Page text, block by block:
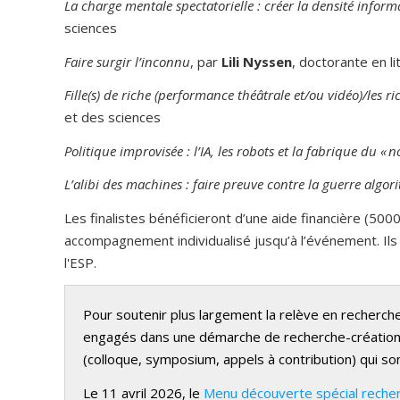
La charge mentale spectatorielle : créer la densité
sciences
Faire surgir l’inconnu, par Lili Nyssen, doctorante en
Fille(s) de riche (performance théâtrale et/ou vidéo)/les
et des sciences
Politique improvisée : l’IA, les robots et la fabrique du «
L’alibi des machines : faire preuve contre la guerre
Les finalistes bénéficieront d’une aide financière
accompagnement individualisé jusqu’à
l'ESP.
Pour soutenir plus largement la relève en
engagés dans une démarche de recherche-
(colloque, symposium, appels à contribution) qui
Le 11 avril 2026, le Menu découverte spécial